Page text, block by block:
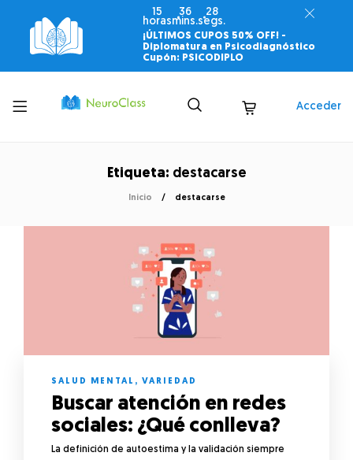
15
horas
36
mins.
28
segs.
¡ÚLTIMOS CUPOS 50% OFF! -
Diplomatura en Psicodiagnóstico
Cupón: PSICODIPLO
Toggle
menu
Acceder
Etiqueta: destacarse
Inicio destacarse
SALUD MENTAL , VARIEDAD
Buscar atención en redes
sociales: ¿Qué conlleva?
La definición de autoestima y la validación siempre